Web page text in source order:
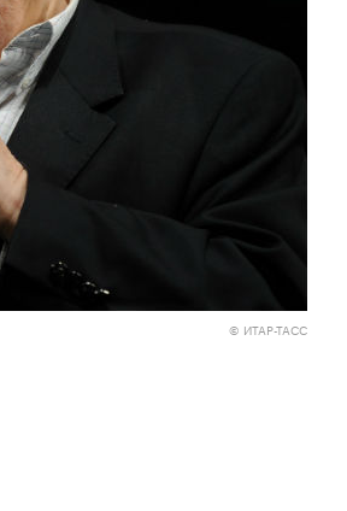
© ИТАР-ТАСС